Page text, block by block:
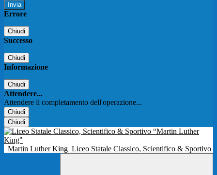
Errore
Chiudi
Successo
Chiudi
Informazione
Chiudi
Attendere...
Attendere il completamento dell'operazione...
Chiudi
Chiudi
Martin Luther King Liceo Statale Classico, Scientifico & Sportivo